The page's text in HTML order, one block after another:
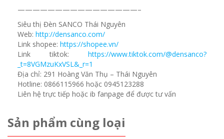
————————————————–
Siêu thị Đèn SANCO Thái Nguyên
Web: http://densanco.com/
Link shopee: https://shopee.vn/
Link tiktok: https://www.tiktok.com/@densanco?
_t=8VGMzuKxVSL&_r=1
Địa chỉ: 291 Hoàng Văn Thụ – Thái Nguyên
Hotline: 0866115966 hoặc 0945123288
Liên hệ trực tiếp hoặc ib fanpage để được tư vấn
Sản phẩm cùng loại